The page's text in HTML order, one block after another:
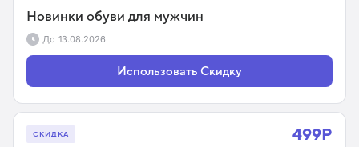
Новинки обуви для мужчин
До 13.08.2026
Использовать Скидку
499Р
СКИДКА